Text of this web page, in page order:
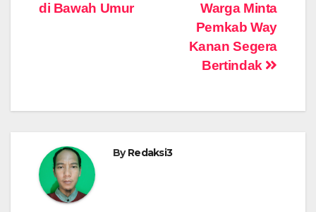
Warga Minta
Pemkab Way
Kanan Segera
Bertindak
di Bawah Umur
ByRedaksi3